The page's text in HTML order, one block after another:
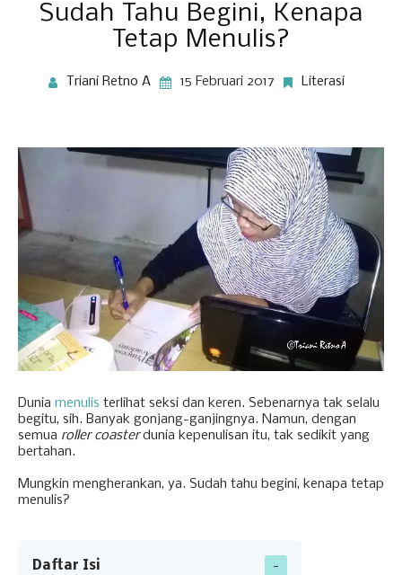
Sudah Tahu Begini, Kenapa
Tetap Menulis?
Triani Retno A 15 Februari 2017 Literasi
Dunia menulis terlihat seksi dan keren. Sebenarnya tak selalu
begitu, sih. Banyak gonjang-ganjingnya. Namun, dengan
semua roller coasterdunia kepenulisan itu, tak sedikit yang
bertahan.
Mungkin mengherankan, ya. Sudah tahu begini, kenapa tetap
menulis?
Daftar Isi